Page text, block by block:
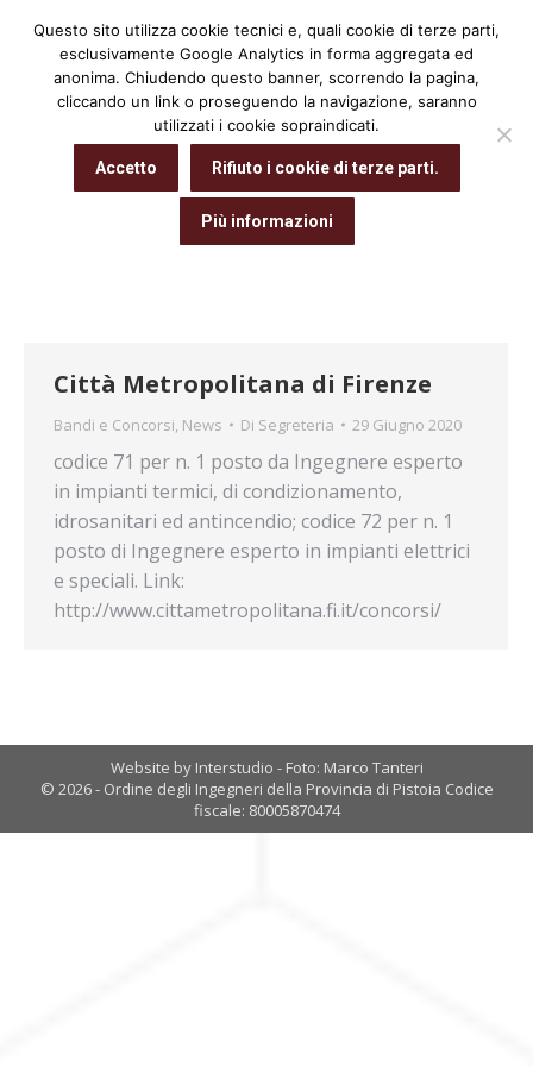
Cerca:
Archivio giornaliero:29 Giugno 2020
Tu sei qui:
Home 2020 Giugno 29
Città Metropolitana di Firenze
Bandi e Concorsi, News Di Segreteria 29 Giugno 2020
codice 71 per n. 1 posto da Ingegnere esperto
in impianti termici, di condizionamento,
idrosanitari ed antincendio; codice 72 per n. 1
posto di Ingegnere esperto in impianti elettrici
e speciali. Link:
http://www.cittametropolitana.fi.it/concorsi/
Website by Interstudio - Foto: Marco Tanteri
© 2026 - Ordine degli Ingegneri della Provincia di Pistoia Codice
fiscale: 80005870474
Questo sito utilizza cookie tecnici e, quali cookie di terze parti,
esclusivamente Google Analytics in forma aggregata ed
anonima. Chiudendo questo banner, scorrendo la pagina,
cliccando un link o proseguendo la navigazione, saranno
utilizzati i cookie sopraindicati.
Accetto Rifiuto i cookie di terze parti.
Più informazioni